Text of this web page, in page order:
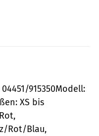
915350Modell:
XS bis
Rot/Blau,